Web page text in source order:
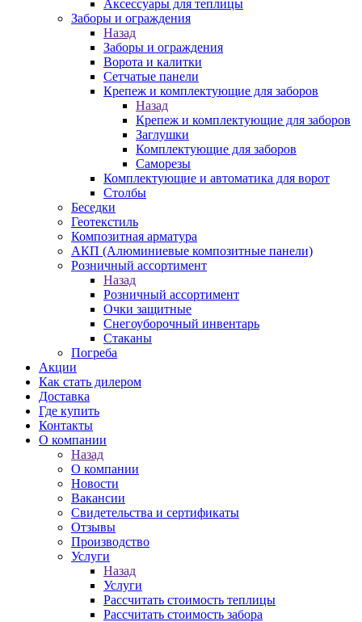
Аксессуары для теплицы
Заборы и ограждения
Назад
Заборы и ограждения
Ворота и калитки
Сетчатые панели
Крепеж и комплектующие для заборов
Назад
Крепеж и комплектующие для заборов
Заглушки
Комплектующие для заборов
Саморезы
Комплектующие и автоматика для ворот
Столбы
Беседки
Геотекстиль
Композитная арматура
АКП (Алюминиевые композитные панели)
Розничный ассортимент
Назад
Розничный ассортимент
Очки защитные
Снегоуборочный инвентарь
Стаканы
Погреба
Акции
Как стать дилером
Доставка
Где купить
Контакты
О компании
Назад
О компании
Новости
Вакансии
Свидетельства и сертификаты
Отзывы
Производство
Услуги
Назад
Услуги
Рассчитать стоимость теплицы
Рассчитать стоимость забора